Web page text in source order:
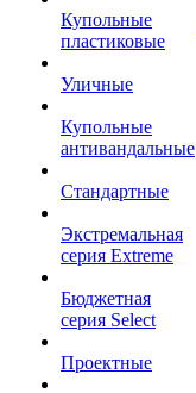
Купольные
пластиковые
Уличные
Купольные
антивандальные
Стандартные
Экстремальная
серия Extreme
Бюджетная
серия Select
Проектные